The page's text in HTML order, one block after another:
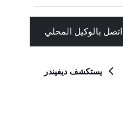
اتصل بالوكيل المحلي
يستكشف ديفيندر